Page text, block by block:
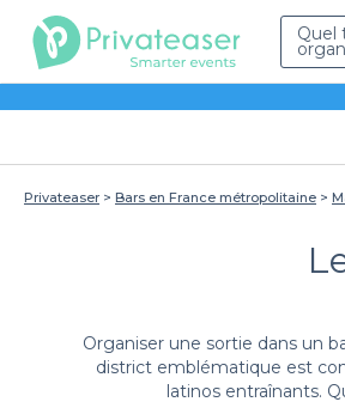
Quel
Privateaser Bars en France métropolitaine
Organiser une sortie dans un
district emblématique est
latinos entraînants.